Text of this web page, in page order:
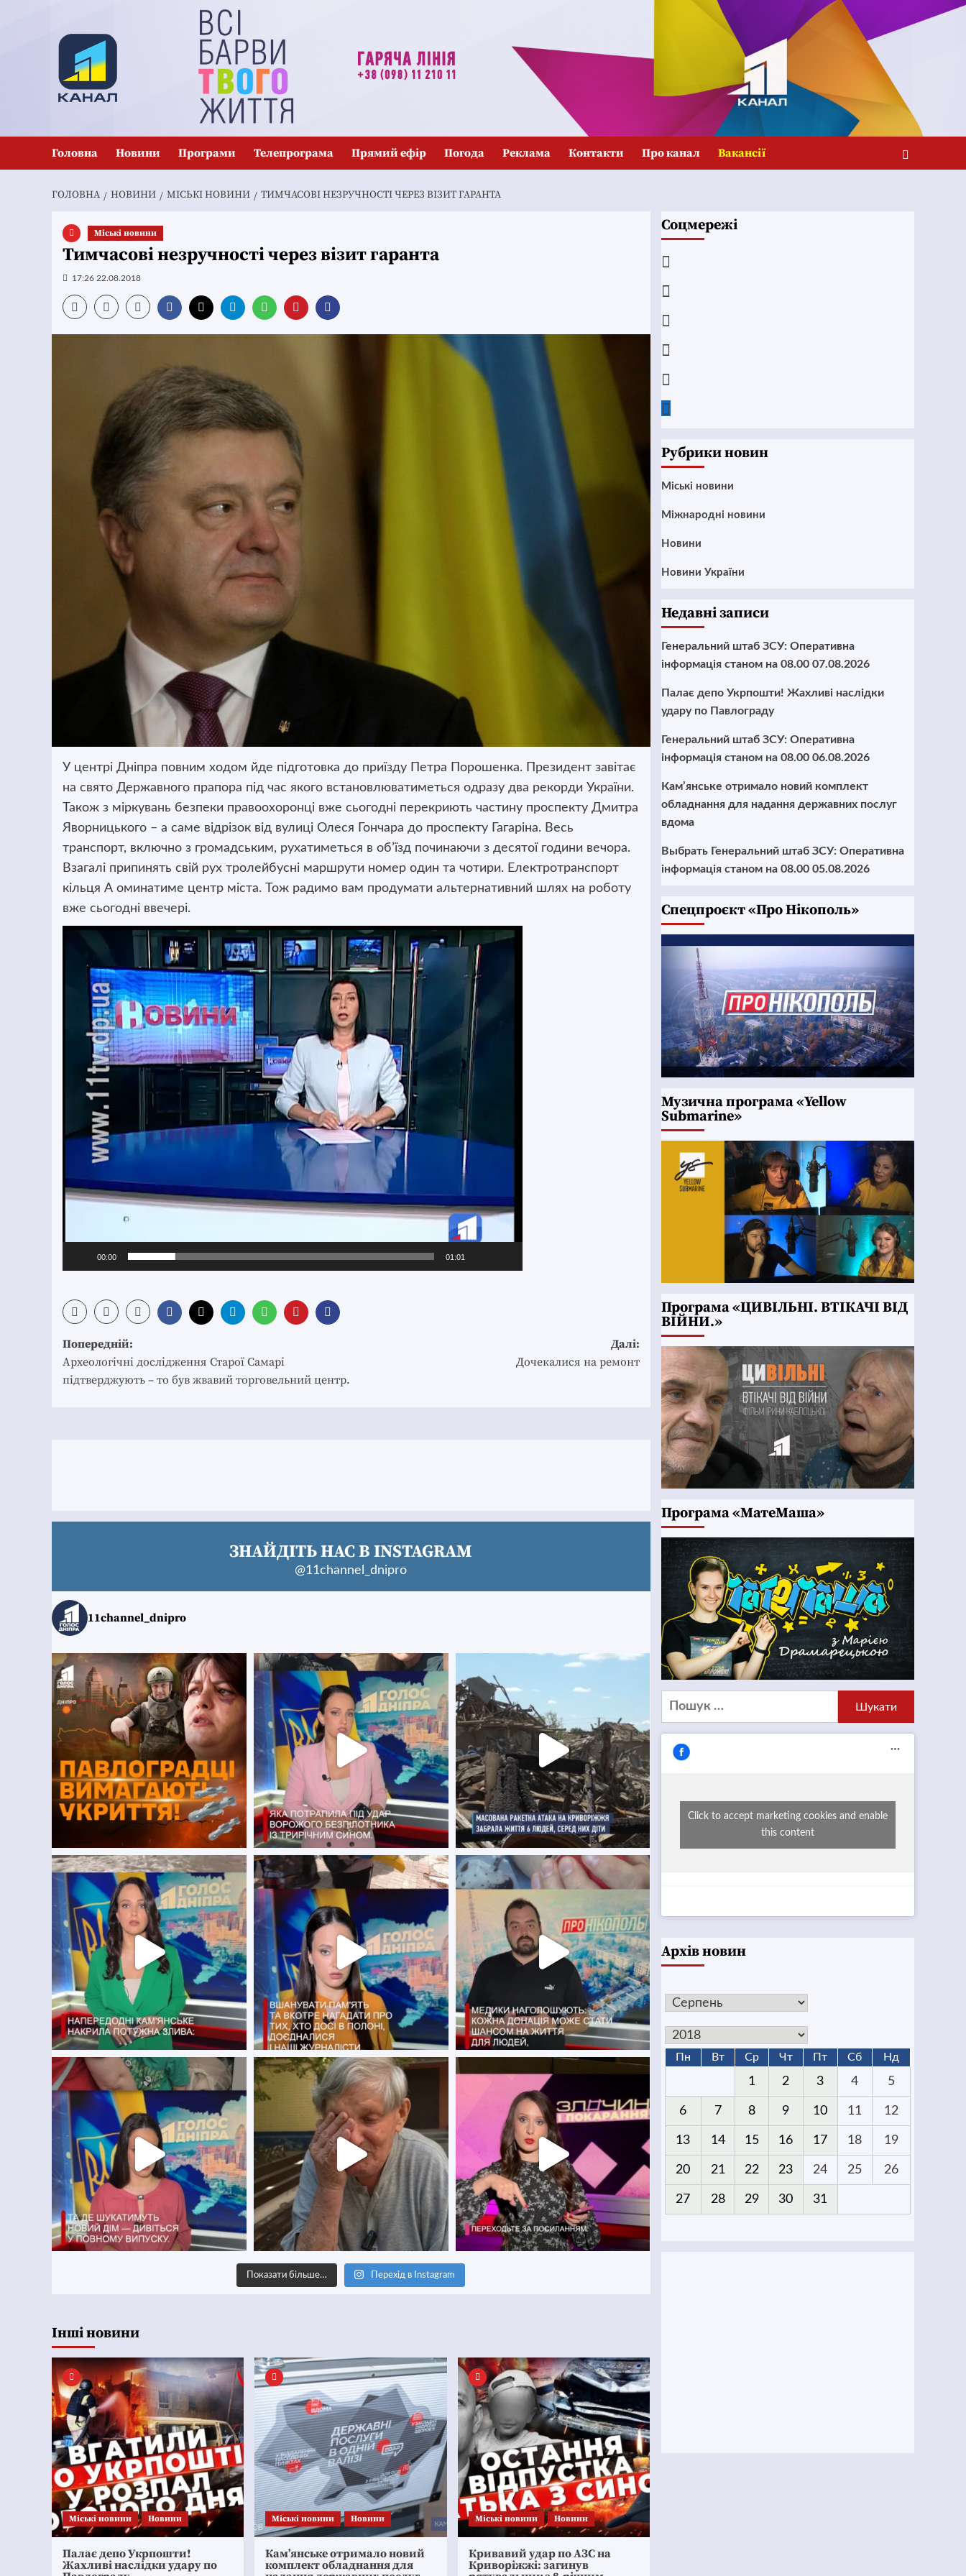
Головна Новини Програми Телепрограма Прямий ефір Погода Реклама Контакти Про канал Вакансії
ГОЛОВНА НОВИНИ MІСЬКІ НОВИНИ ТИМЧАСОВІ НЕЗРУЧНОСТІ ЧЕРЕЗ ВІЗИТ ГАРАНТА
Mіські новини
Тимчасові незручності через візит гаранта
17:26 22.08.2018
У центрі Дніпра повним ходом йде підготовка до приїзду Петра Порошенка. Президент завітає
на свято Державного прапора під час якого встановлюватиметься одразу два рекорди України.
Також з міркувань безпеки правоохоронці вже сьогодні перекриють частину проспекту Дмитра
Яворницького – а саме відрізок від вулиці Олеся Гончара до проспекту Гагаріна. Весь
транспорт, включно з громадським, рухатиметься в об’їзд починаючи з десятої години вечора.
Взагалі припинять свій рух тролейбусні маршрути номер один та чотири. Електротранспорт
кільця А оминатиме центр міста. Тож радимо вам продумати альтернативний шлях на роботу
вже сьогодні ввечері.
Відеопрогравач
00:00 01:01
Post
navigation
Попередній:
Археологічні дослідження Старої Самарі
підтверджують – то був жвавий торговельний центр.
Далі:
Дочекалися на ремонт
ЗНАЙДІТЬ НАС В INSTAGRAM
@11channel_dnipro
11channel_dnipro
Показати більше… Перехід в Instagram
Інші новини
Mіські новини Новини
Палає депо Укрпошти!
Жахливі наслідки удару по
Mіські новини Новини
Кам’янське отримало новий
комплект обладнання для
Mіські новини Новини
Кривавий удар по АЗС на
Криворіжжі: загинув
Соцмережі
Рубрики новин
Mіські новини
Міжнародні новини
Новини
Новини України
Недавні записи
Генеральний штаб ЗСУ: Оперативна
інформація станом на 08.00 07.08.2026
Палає депо Укрпошти! Жахливі наслідки
удару по Павлограду
Генеральний штаб ЗСУ: Оперативна
інформація станом на 08.00 06.08.2026
Кам’янське отримало новий комплект
обладнання для надання державних послуг
вдома
Выбрать Генеральний штаб ЗСУ: Оперативна
інформація станом на 08.00 05.08.2026
Cпецпроєкт «Про Нікополь»
Музична програма «Yellow
Submarine»
Програма «ЦИВІЛЬНІ. ВТІКАЧІ ВІД
ВІЙНИ.»
Програма «МатеМаша»
Пошук:
Click to accept marketing cookies and enable
this content
Архів новин
Пн Вт Ср Чт Пт Сб Нд
1 2 3 4 5
6 7 8 9 10 11 12
13 14 15 16 17 18 19
20 21 22 23 24 25 26
27 28 29 30 31